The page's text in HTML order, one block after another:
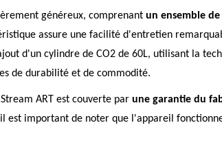
généreux, comprenant un ensemble
assure une facilité d'entretien
d'un cylindre de CO2 de 60L, utilisant la
de durabilité et de commodité.
ART est couverte par une garantie du
important de noter que l'appareil